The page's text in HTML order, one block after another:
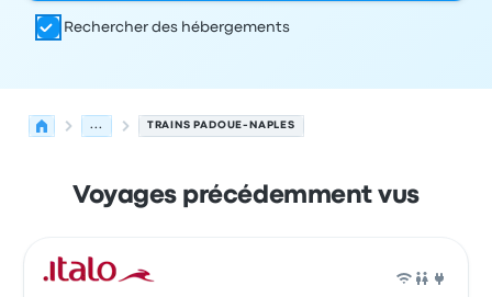
Rechercher des hébergements
... TRAINS PADOUE-NAPLES
Voyages précédemment vus